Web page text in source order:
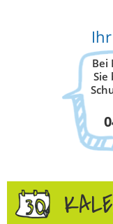
Bei
Sie